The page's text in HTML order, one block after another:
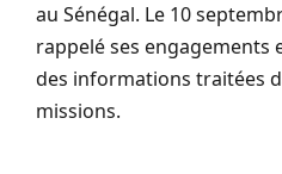
au Sénégal. Le 10
rappelé ses engagements
des informations traitées
missions.